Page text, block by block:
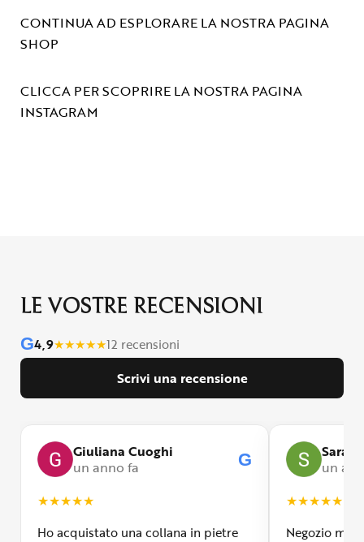
CONTINUA AD ESPLORARE LA NOSTRA PAGINA
SHOP
CLICCA PER SCOPRIRE LA NOSTRA PAGINA
INSTAGRAM
LE VOSTRE RECENSIONI
G4,9★★★★★12 recensioni
Scrivi una recensione
Giuliana Cuoghi
un anno fa
G
★★★★★
Ho acquistato una collana in pietre
Sara
un
★★★★★
Negozio